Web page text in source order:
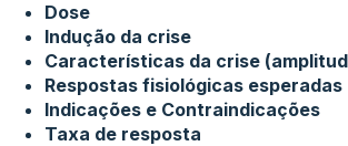
Dose
Indução da crise
Características da crise
Respostas fisiológicas esperadas
Indicações e Contraindicações
Taxa de resposta